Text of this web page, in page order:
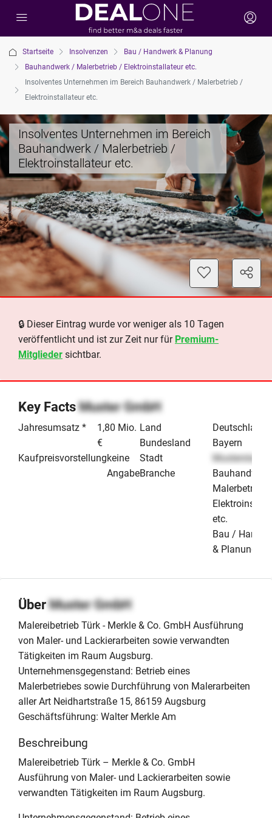
Startseite Insolvenzen
Bau / Handwerk & Planung
Bauhandwerk / Malerbetrieb / Elektroinstallateur etc.
Insolventes Unternehmen im Bereich Bauhandwerk / Malerbetrieb /
Elektroinstallateur etc.
Insolventes Unternehmen im Bereich
Bauhandwerk / Malerbetrieb /
Elektroinstallateur etc.
🔒 Dieser Eintrag wurde vor weniger als 10 Tagen
veröffentlicht und ist zur Zeit nur für Premium-
Mitglieder sichtbar.
Key FactsMuster GmbH
Jahresumsatz *
1,80 Mio.
€
Kaufpreisvorstellungkeine
Angabe
Land
Deutschland
Bundesland
Bayern
Stadt
Musterstadt
Branche
Malerbetrieb
etc.
Bau /
& Planung
ÜberMuster GmbH
Malereibetrieb Türk - Merkle & Co. GmbH Ausführung
von Maler- und Lackierarbeiten sowie verwandten
Tätigkeiten im Raum Augsburg.
Unternehmensgegenstand: Betrieb eines
Malerbetriebes sowie Durchführung von Malerarbeiten
aller Art Neidhartstraße 15, 86159 Augsburg
Geschäftsführung: Walter Merkle Am
Beschreibung
Malereibetrieb Türk – Merkle & Co. GmbH
Ausführung von Maler- und Lackierarbeiten sowie
verwandten Tätigkeiten im Raum Augsburg.